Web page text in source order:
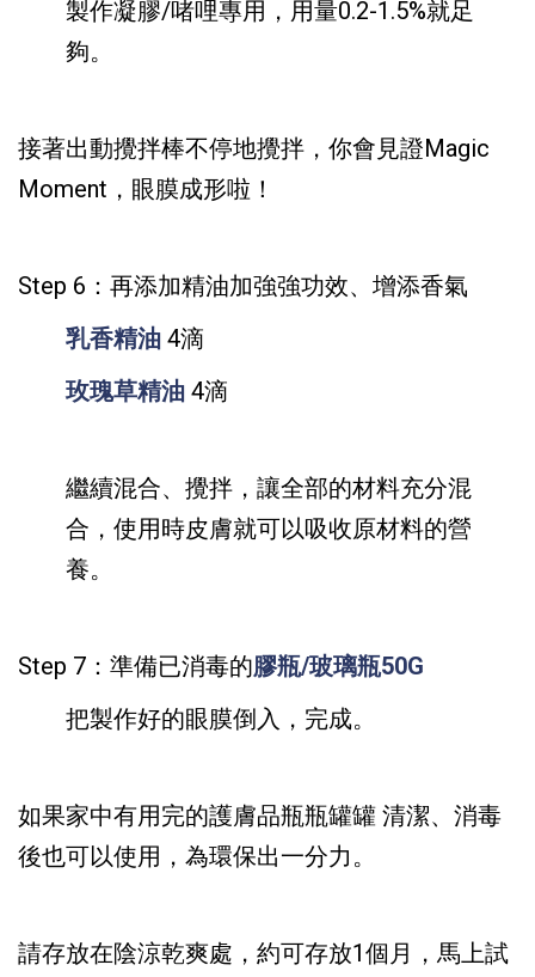
製作凝膠/啫哩專用，用量0.2-1.5%就足
夠。
接著出動攪拌棒不停地攪拌，你會見證Magic
Moment，眼膜成形啦！
Step 6： 再添加精油加強強功效、增添香氣
乳香精油 4滴
玫瑰草精油 4滴
繼續混合、攪拌，讓全部的材料充分混
合，使用時皮膚就可以吸收原材料的營
養。
Step 7：準備已消毒的膠瓶/玻璃瓶50G
把製作好的眼膜倒入，完成。
如果家中有用完的護膚品瓶瓶罐罐 清潔、消毒
後也可以使用，為環保出一分力。
請存放在陰涼乾爽處，約可存放1個月，馬上試